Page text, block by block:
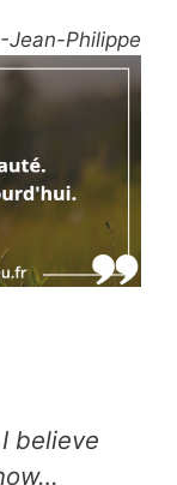
-Jean-Philippe
believe